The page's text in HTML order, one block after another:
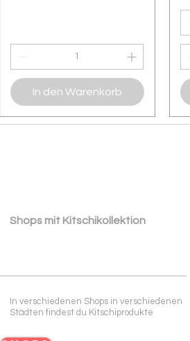
In den Warenkorb
​ ​Shops mit Kitschikollektion
In verschiedenen Shops in verschiedenen
Städten findest du Kitschiprodukte